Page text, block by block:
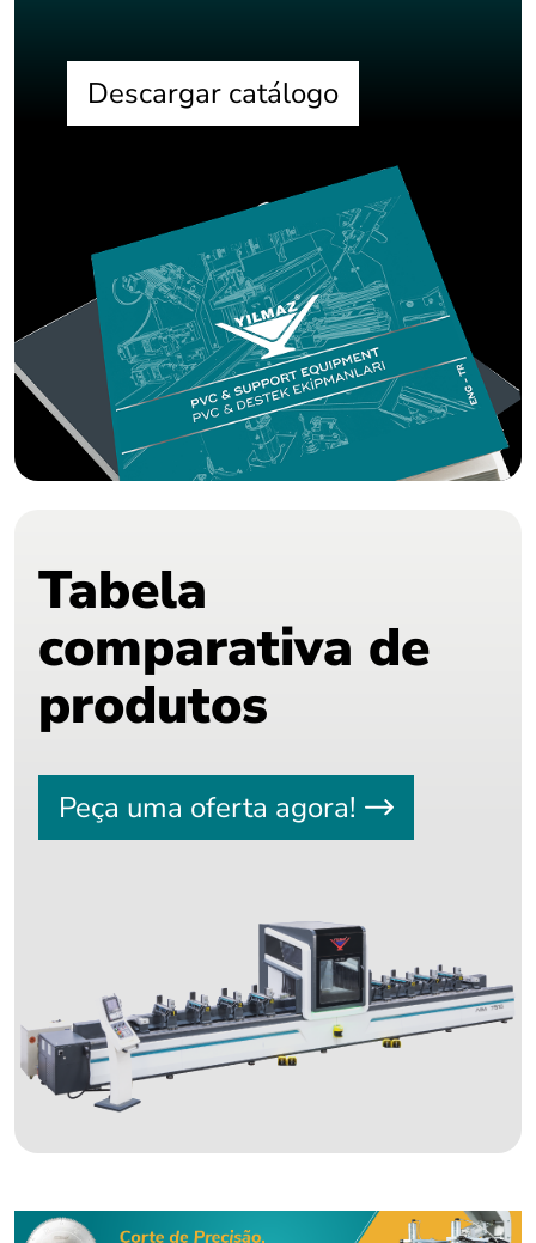
Descargar catálogo
Tabela
comparativa de
produtos
Peça uma oferta agora!